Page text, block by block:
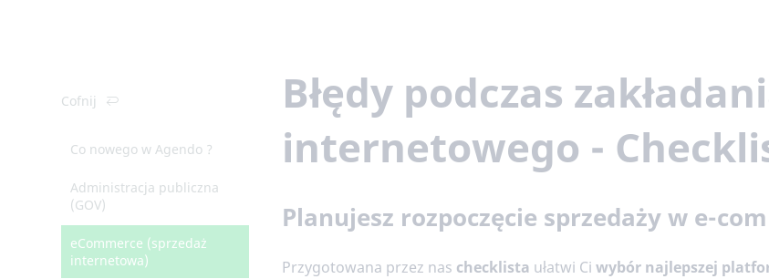
Cofnij
Co nowego w Agendo ?
Administracja publiczna
(GOV)
eCommerce (sprzedaż
internetowa)
Błędy podczas
internetowego -
Planujesz rozpoczęcie sprzedaży w e-
Przygotowana przez nas checklista ułatwi Ciwybór najlepszej